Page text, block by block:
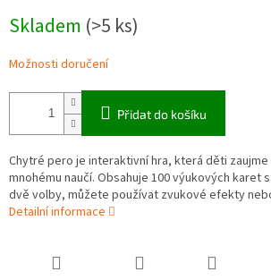
cena:
Skladem (>5 ks)
Možnosti doručení
Přidat do košíku
Chytré pero je interaktivní hra, která děti
mnohému naučí. Obsahuje 100 výukových karet
dvě volby, můžete používat zvukové efekty
Detailní informace